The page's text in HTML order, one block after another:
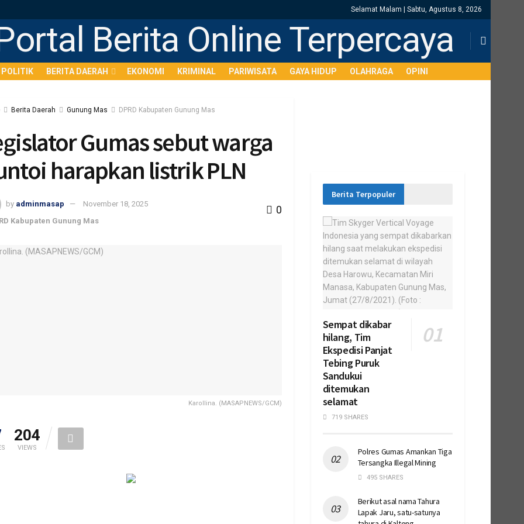
Selamat Malam | Sabtu, Agustus 8, 2026
POLITIK BERITA DAERAH EKONOMI KRIMINAL PARIWISATA GAYA HIDUP OLAHRAGA OPINI
Berita Daerah Gunung Mas DPRD Kabupaten Gunung Mas
Gumas sebut warga
harapkan listrik PLN
by adminmasap
November 18, 2025
Kabupaten Gunung Mas
0
Karollina. (MASAPNEWS/GCM)
204
VIEWS
Berita Terpopuler
Sempat dikabar
hilang, Tim
Ekspedisi Panjat
Tebing Puruk
Sandukui
ditemukan
selamat
719 SHARES
Polres Gumas Amankan Tiga
Tersangka Illegal Mining
495 SHARES
Berikut asal nama Tahura
Lapak Jaru, satu-satunya